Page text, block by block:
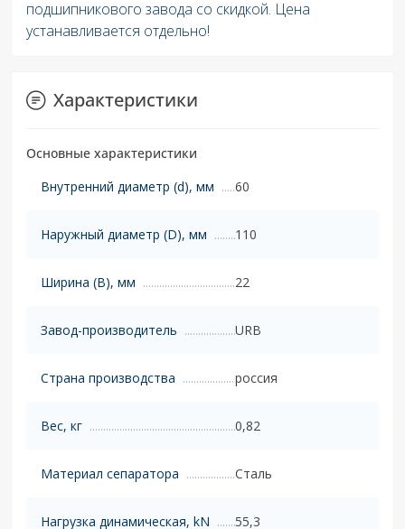
подшипникового завода со скидкой. Цена
устанавливается отдельно!
Характеристики
Основные характеристики
Внутренний диаметр (d), мм
60
Наружный диаметр (D), мм 110
Ширина (B), мм 22
Завод-производитель URB
Страна производства россия
Вес, кг 0,82
Материал сепаратора Сталь
Нагрузка динамическая, kN 55,3